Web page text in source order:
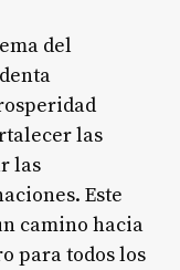
del
las
las
Este
camino hacia
para todos los